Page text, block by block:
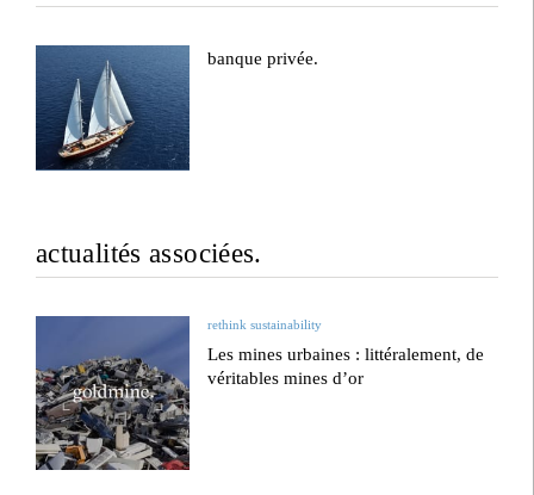
banque privée.
actualités associées.
rethink sustainability
Les mines urbaines : littéralement, de
véritables mines d’or